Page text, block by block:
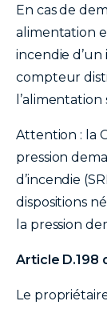
En cas de
alimentation
incendie
compteur
l’alimentation
Attention : la
pression
d’incendie
dispositions
la pression
Article D.198
Le